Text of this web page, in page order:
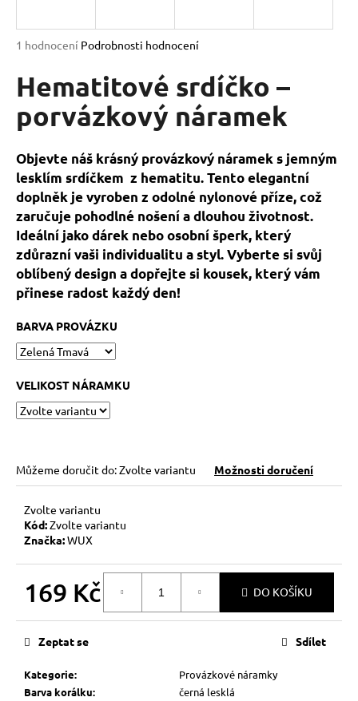
Průměrné
produktu
je
5
hvězdiček.
1 hodnocení Podrobnosti hodnocení
Hematitové srdíčko –
porvázkový náramek
Objevte náš krásný provázkový náramek s jemným
lesklím srdíčkem z hematitu. Tento elegantní
doplněk je vyroben z odolné nylonové příze, což
zaručuje pohodlné nošení a dlouhou životnost.
Ideální jako dárek nebo osobní šperk, který
zdůrazní vaši individualitu a styl. Vyberte si svůj
oblíbený design a dopřejte si kousek, který vám
přinese radost každý den!
BARVA PROVÁZKU
VELIKOST NÁRAMKU
Můžeme doručit do:Zvolte variantu Možnosti doručení
Zvolte variantu
Kód:Zvolte variantu
Značka:WUX
169 Kč DO KOŠÍKU
Kategorie:
Provázkové náramky
Barva korálku:
černá lesklá
Zeptat se Sdílet
j
t
?
HLEDAT
D
o
p
r
u
č
u
j
e
FIVE
SILVER
119
149